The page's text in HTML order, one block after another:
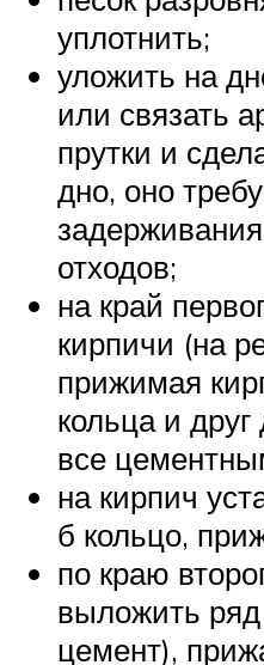
уплотнить;
уложить на
или связать
прутки и
дно, оно
отходов;
на край
кирпичи (на
прижимая
кольца и друг
все
на кирпич
б кольцо,
по краю
выложить
цемент),